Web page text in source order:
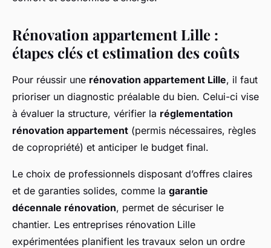
Rénovation appartement Lille :
étapes clés et estimation des coûts
Pour réussir une rénovation appartement Lille, il faut
prioriser un diagnostic préalable du bien. Celui-ci vise
à évaluer la structure, vérifier la réglementation
rénovation appartement (permis nécessaires, règles
de copropriété) et anticiper le budget final.
Le choix de professionnels disposant d’offres claires
et de garanties solides, comme la garantie
décennale rénovation, permet de sécuriser le
chantier. Les entreprises rénovation Lille
expérimentées planifient les travaux selon un ordre